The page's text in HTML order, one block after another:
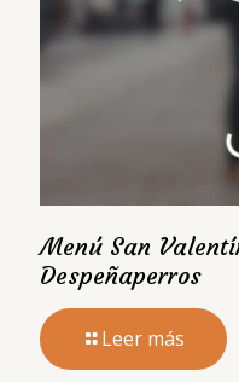
Menú San
Despeñaperros
Leer más